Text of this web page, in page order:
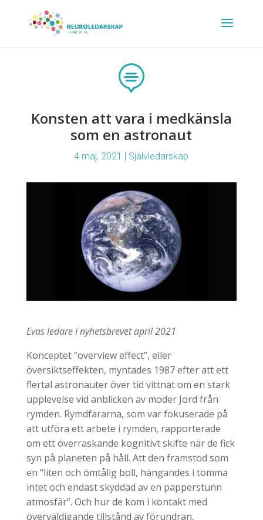

Konsten att vara i medkänsla
som en astronaut
4 maj, 2021 | Självledarskap
Evas ledare i nyhetsbrevet april 2021
Konceptet “overview effect”, eller
översiktseffekten, myntades 1987 efter att ett
flertal astronauter över tid vittnat om en stark
upplevelse vid anblicken av moder Jord från
rymden. Rymdfararna, som var fokuserade på
att utföra ett arbete i rymden, rapporterade
om ett överraskande kognitivt skifte när de fick
syn på planeten på håll. Att den framstod som
en “liten och ömtålig boll, hängandes i tomma
intet och endast skyddad av en papperstunn
atmosfär”. Och hur de kom i kontakt med
överväldigande tillstånd av förundran,